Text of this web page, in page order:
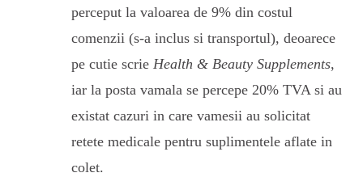
perceput la valoarea de 9% din costul
comenzii (s-a inclus si transportul), deoarece
pe cutie scrie Health & Beauty Supplements,
iar la posta vamala se percepe 20% TVA si au
existat cazuri in care vamesii au solicitat
retete medicale pentru suplimentele aflate in
colet.